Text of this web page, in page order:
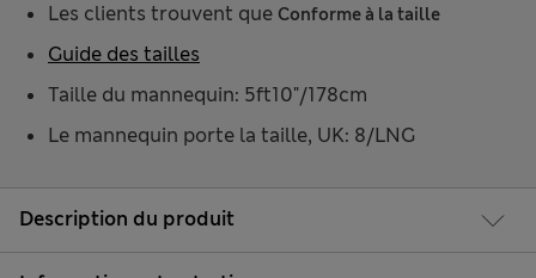
Description du produit
Les clients trouvent que Conforme à la taille
Taille du mannequin: 5ft10"/178cm
Le mannequin porte la taille, UK: 8/LNG
Guide des tailles